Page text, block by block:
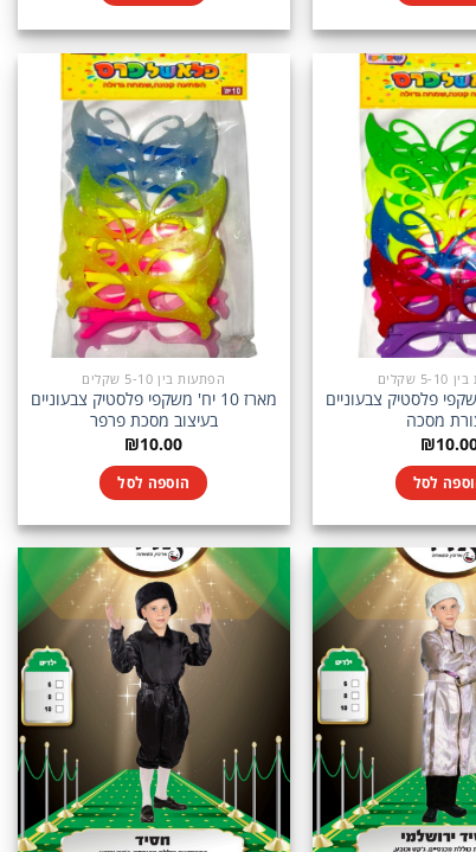
שקלים
יח' משקפי פלסטיק צבעוניים
מסכה
₪
לסל
הפתעות בין 5-10 שקלים
מארז 10 יח' משקפי פלסטיק צבעוניים
בעיצוב מסכת פרפר
₪10.00
הוספה לסל